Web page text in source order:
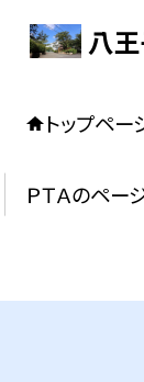
八
トップペー
ＰＴＡのペー